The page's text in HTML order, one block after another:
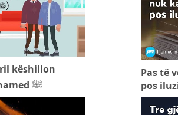
këshillon
Profetin Muhamed ﷺ
Pas të
pos